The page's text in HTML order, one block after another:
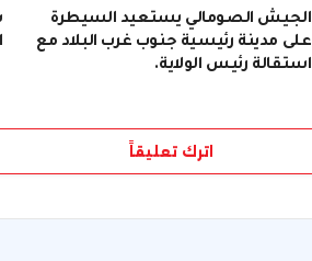
الجيش الصومالي يستعيد السيطرة
على مدينة رئيسية جنوب غرب البلاد مع
استقالة رئيس الولاية.
اترك تعليقاً